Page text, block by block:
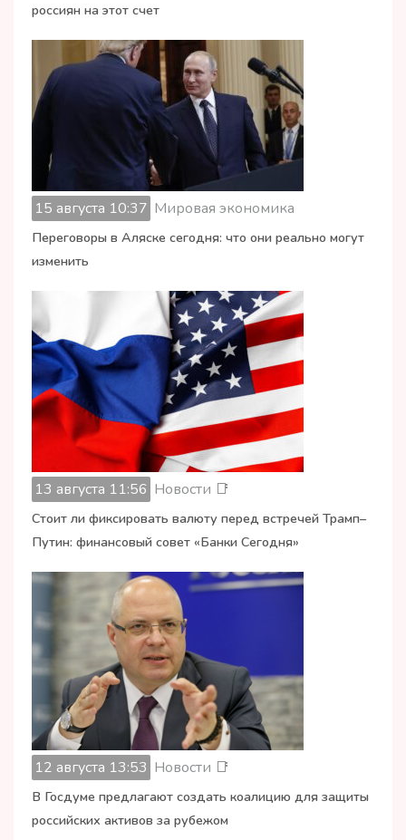
россиян на этот счет
15 августа 10:37 Мировая экономика
Переговоры в Аляске сегодня: что они реально могут
изменить
13 августа 11:56 Новости 📑
Стоит ли фиксировать валюту перед встречей Трамп–
Путин: финансовый совет «Банки Сегодня»
12 августа 13:53 Новости 📑
В Госдуме предлагают создать коалицию для защиты
российских активов за рубежом